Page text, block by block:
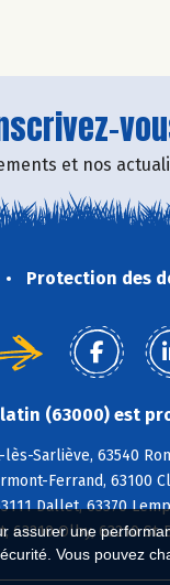
une
Vous pouvez
et nos
Protection des
(63000) est
Sarliève, 63540
Ferrand, 63100
Dallet, 63370
63210 Olby, 63210